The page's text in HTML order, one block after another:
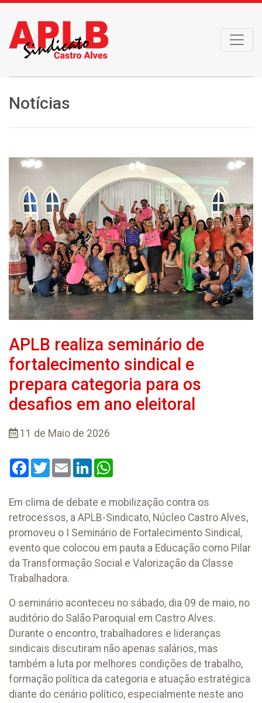
Notícias
APLB realiza seminário de
fortalecimento sindical e
prepara categoria para os
desafios em ano eleitoral
11 de Maio de 2026
Facebook
TwitterEmail LinkedIn
Em clima de debate e mobilização contra os
retrocessos, a APLB-Sindicato, Núcleo Castro Alves,
promoveu o I Seminário de Fortalecimento Sindical,
evento que colocou em pauta a Educação como Pilar
da Transformação Social e Valorização da Classe
Trabalhadora.
O seminário aconteceu no sábado, dia 09 de maio, no
auditório do Salão Paroquial em Castro Alves.
Durante o encontro, trabalhadores e lideranças
sindicais discutiram não apenas salários, mas
também a luta por melhores condições de trabalho,
formação política da categoria e atuação estratégica
diante do cenário político, especialmente neste ano